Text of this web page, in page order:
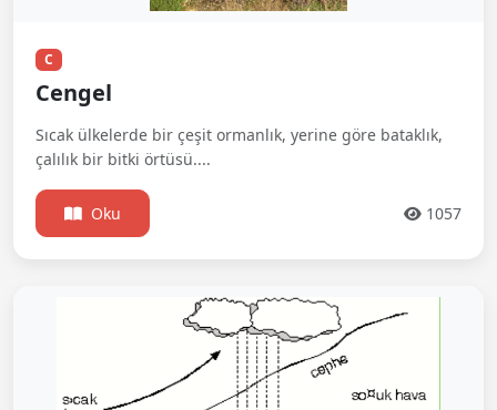
C
Cengel
Sıcak ülkelerde bir çeşit ormanlık, yerine göre bataklık,
çalılık bir bitki örtüsü....
Oku 1057